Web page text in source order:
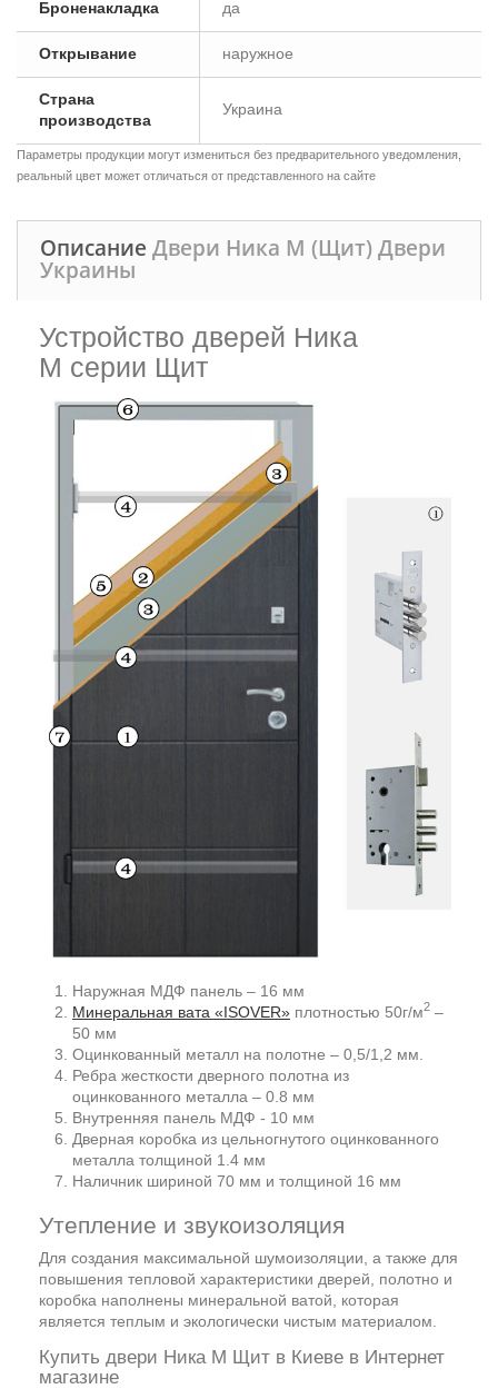
Броненакладка да
Открывание наружное
Страна
производства
Украина
Параметры продукции могут измениться без предварительного уведомления,
реальный цвет может отличаться от представленного на сайте
Описание Двери Ника М (Щит) Двери
Украины
Устройство дверей Ника
М серии Щит
Наружная МДФ панель – 16 мм
Минеральная вата «ISOVER» плотностью 50г/м2 –
50 мм
Оцинкованный металл на полотне – 0,5/1,2 мм.
Ребра жесткости дверного полотна из
оцинкованного металла – 0.8 мм
Внутренняя панель МДФ - 10 мм
Дверная коробка из цельногнутого оцинкованного
металла толщиной 1.4 мм
Наличник шириной 70 мм и толщиной 16 мм
Утепление и звукоизоляция
Для создания максимальной шумоизоляции, а также для
повышения тепловой характеристики дверей, полотно и
коробка наполнены минеральной ватой, которая
является теплым и экологически чистым материалом.
Купить двери Ника М Щит в Киеве в Интернет
магазине